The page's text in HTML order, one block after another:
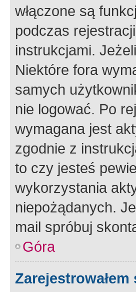
włączone są
podczas
instrukcjami.
Niektóre fora
samych
nie logować. Po
wymagana jest
zgodnie z
to czy jesteś
wykorzystania
niepożądanych.
mail spróbuj
Góra